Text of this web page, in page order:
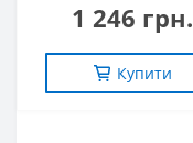
1 246 грн.
Купити